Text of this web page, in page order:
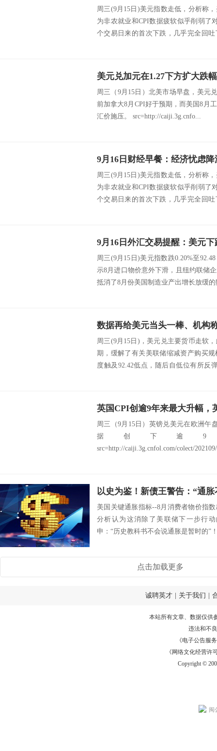
周三(9月15日)美元指数走低，分析称
为非农就业和CPI数据疲软似乎削弱了
个交易日来的首次下跌，几乎完全回
美元兑加元在1.27下方扩大跌
周三（9月15日）北美市场早盘，美元
前加拿大8月CPI好于预期，而美国8月
汇价施压。 src=http://caiji.3g.cnfo...
周三(9月15日)美元指数走低，分析称
为非农就业和CPI数据疲软似乎削弱了
个交易日来的首次下跌，几乎完全回
周三(9月15日)美元指数跌0.20%至
示8月进口物价意外下滑，且纽约联储
抵消了8月份美国制造业产出增长放缓
周三(9月15日)，美元兑主要货币走软
期，缓解了有关美联储缩减资产购买
度触及92.42低点，随后自低位有所反
英国CPI创逾9年来最大升幅，
周三（9月15日）英镑兑美元在欧洲午
据创下逾9
src=http://caiji.3g.cnfol.com/colect/
美国关键通胀指标--8月消费者物价指
分析认为这消除了美联储下一步行
申：“历史教科书不会说通胀是暂时的”
点击加载更多
诚聘英才 关于我们
本站所有文章、数据仅供
违法和不
《电子公告服务
《网络文化经营许
Copyright ©
闽